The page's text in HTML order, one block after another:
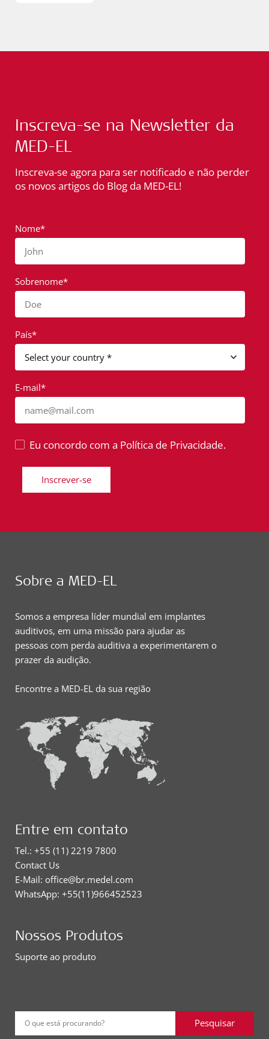
Inscreva-se na Newsletter da
MED-EL
Inscreva-se agora para ser notificado e não perder
os novos artigos do Blog da MED-EL!
Nome*
John
Sobrenome*
Doe
País*
E-mail*
name@mail.com
Eu concordo com a Política de Privacidade.
Inscrever-se
Sobre a MED-EL
Somos a empresa líder mundial em implantes
auditivos, em uma missão para ajudar as
pessoas com perda auditiva a experimentarem o
prazer da audição.
Encontre a MED-EL da sua região
Entre em contato
Tel.: +55 (11) 2219 7800
Contact Us
E-Mail: office@br.medel.com
WhatsApp: +55(11)966452523
Nossos Produtos
Suporte ao produto
O que está procurando? Pesquisar